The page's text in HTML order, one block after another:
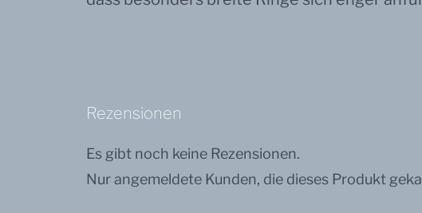
Rezensionen
Es gibt noch keine Rezensionen.
Nur angemeldete Kunden, die dieses Produkt